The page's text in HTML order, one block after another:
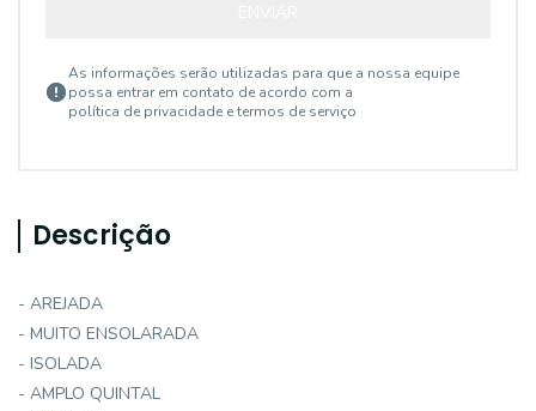
As informações serão utilizadas para que a nossa equipe
possa entrar em contato de acordo com a
política de privacidade e termos de serviço
Descrição
- AREJADA
- MUITO ENSOLARADA
- ISOLADA
- AMPLO QUINTAL